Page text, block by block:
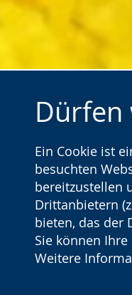
Dürfen
Ein Cookie ist
besuchten
bereitzustellen
Drittanbietern
bieten, das der
Sie können
Weitere
Wildbiene